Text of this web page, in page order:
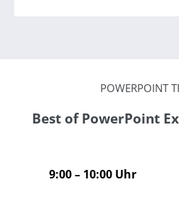
POWERPOINT
Best of PowerPoint
9:00 – 10:00 Uhr